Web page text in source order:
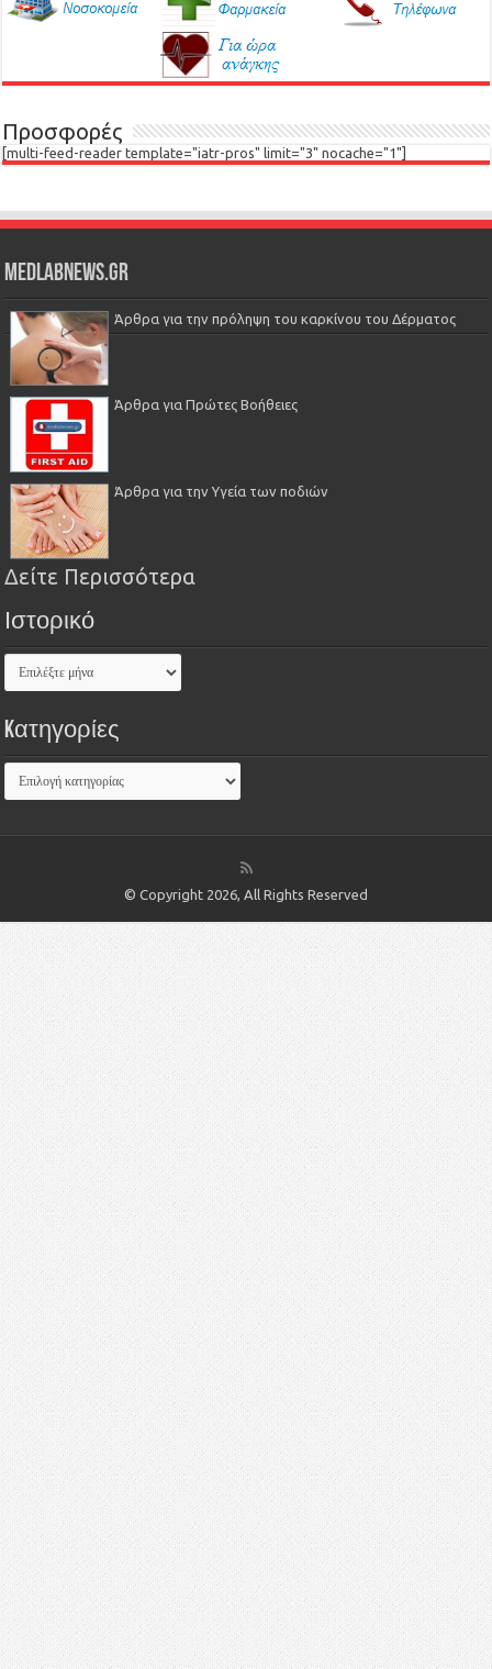
Προσφορές
[multi-feed-reader template="iatr-pros" limit="3" nocache="1"]
Medlabnews.gr
Άρθρα για την πρόληψη του καρκίνου του Δέρματος
Άρθρα για Πρώτες Βοήθειες
Άρθρα για την Υγεία των ποδιών
Δείτε Περισσότερα
Ιστορικό
Kατηγορίες
© Copyright 2026, All Rights Reserved